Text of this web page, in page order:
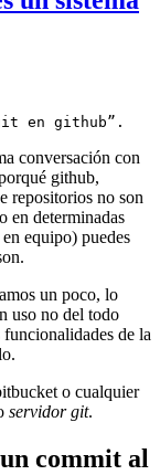
en github”.
conversación con
github,
repositorios no son
en determinadas
equipo) puedes
un poco, lo
uso no del todo
de la
o cualquier
servidor git.
commit al